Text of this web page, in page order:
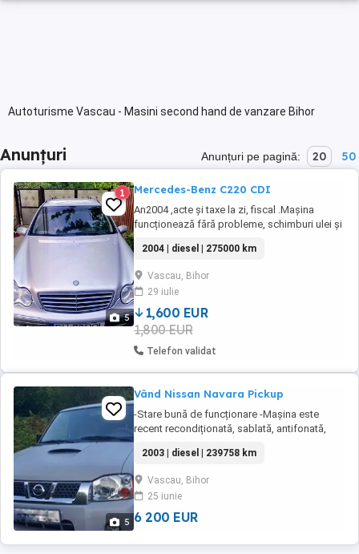
Autoturisme Vascau - Masini second hand de vanzare Bihor
Anunțuri Anunțuri pe pagină: 20 50
5
1 Mercedes-Benz C220 CDI
An2004 ,acte și taxe la zi, fiscal .Mașina
funcționează fără probleme, schimburi ulei și
schimbată în toamnă. KM reali.
2004 | diesel | 275000 km
Vascau, Bihor
29 iulie
1,600 EUR
1,800 EUR
Telefon validat
5
Vând Nissan Navara Pickup
-Stare bună de funcționare -Mașina este
recent recondiționată, sablată, antifonată,
Telescoape + frâne noi -Mașina se vinde cu
hardop (care în prezent nu este montat)
2003 | diesel | 239758 km
Vascau, Bihor
25 iunie
6 200 EUR